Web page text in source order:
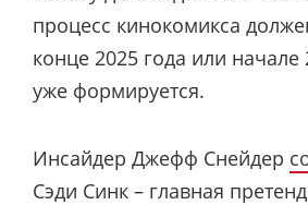
процесс кинокомикса
конце 2025 года или начале
уже формируется.
Инсайдер Джефф Снейдер
Сэди Синк – главная